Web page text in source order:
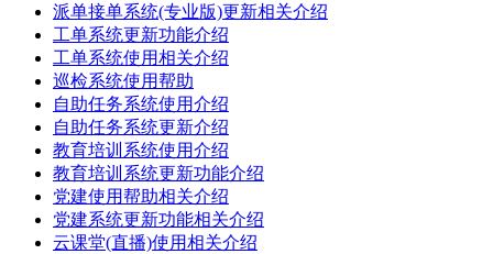
派单接单系统(专业版)更新相关介绍
工单系统更新功能介绍
工单系统使用相关介绍
巡检系统使用帮助
自助任务系统使用介绍
自助任务系统更新介绍
教育培训系统使用介绍
教育培训系统更新功能介绍
党建使用帮助相关介绍
党建系统更新功能相关介绍
云课堂(直播)使用相关介绍